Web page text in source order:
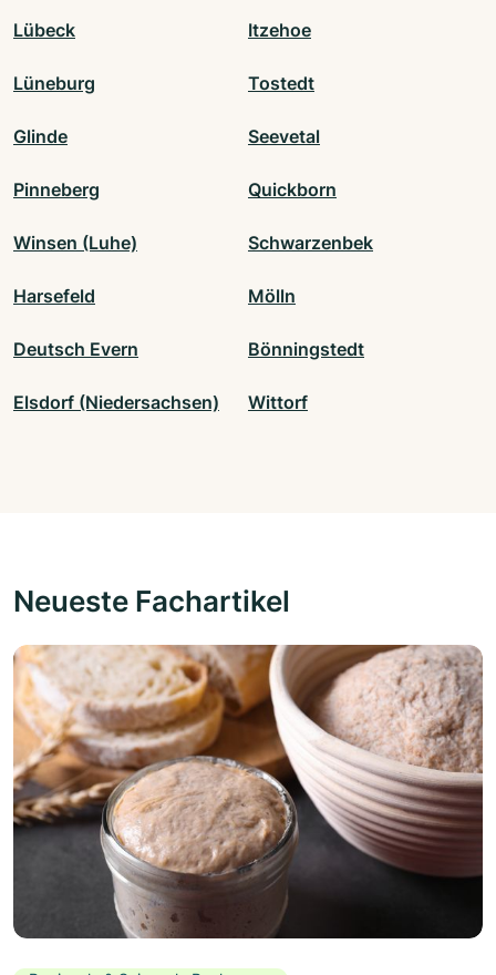
Lübeck Itzehoe
Lüneburg Tostedt
Glinde Seevetal
Pinneberg Quickborn
Winsen (Luhe) Schwarzenbek
Harsefeld Mölln
Deutsch Evern Bönningstedt
Elsdorf (Niedersachsen) Wittorf
Neueste Fachartikel